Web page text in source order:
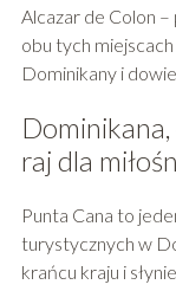
Alcazar de Colon –
obu tych
Dominikany i
raj dla
Punta Cana to
turystycznych w
krańcu kraju i